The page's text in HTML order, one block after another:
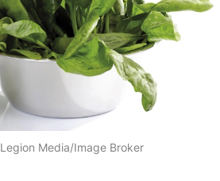
Legion Media/Image Broker